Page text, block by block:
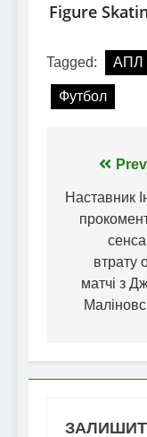
Tagged: АПЛ
Футбол
записів
Наставник
втрату
матчі з